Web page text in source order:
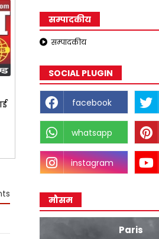
सम्पादकीय
सम्पादकीय
SOCIAL PLUGIN
facebook
whatsapp
instagram
मौसम
Paris